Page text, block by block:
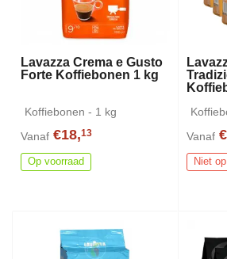
Lavazza Crema e Gusto
Forte Koffiebonen 1 kg
Koffiebonen - 1 kg
Vanaf €18,13
Op voorraad
Vanaf
Niet